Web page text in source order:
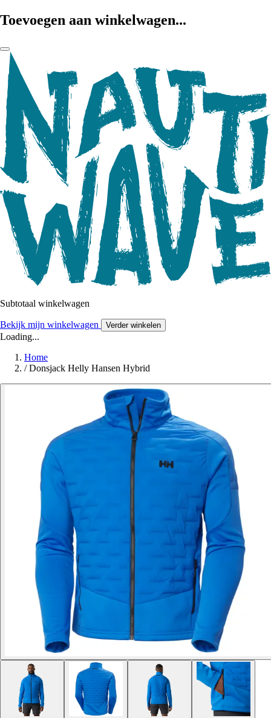
Toevoegen aan winkelwagen...
Subtotaal winkelwagen
Bekijk mijn winkelwagen Verder winkelen
Loading...
Home
/ Donsjack Helly Hansen Hybrid